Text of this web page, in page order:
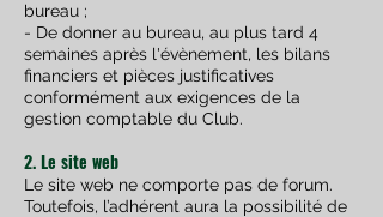
bureau ;
- De donner au bureau, au plus tard 4
semaines après l'évènement, les bilans
financiers et pièces justificatives
conformément aux exigences de la
gestion comptable du Club.
2. Le site web
Le site web ne comporte pas de forum.
Toutefois, l’adhérent aura la possibilité de